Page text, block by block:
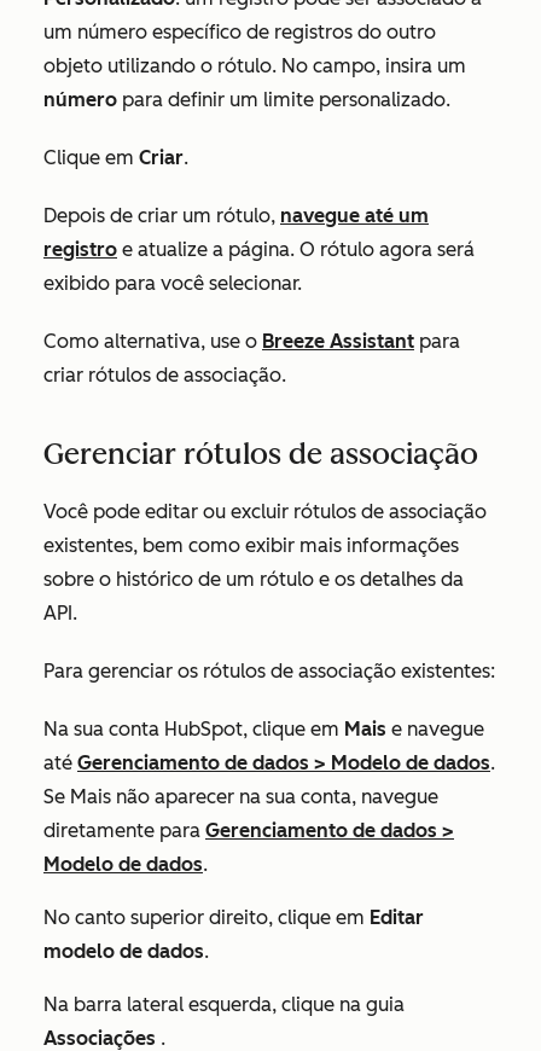
um número específico de registros do outro
objeto utilizando o rótulo. No campo, insira um
número para definir um limite personalizado.
Clique em Criar.
Depois de criar um rótulo, navegue até um
registro e atualize a página. O rótulo agora será
exibido para você selecionar.
Como alternativa, use o Breeze Assistant para
criar rótulos de associação.
Gerenciar rótulos de associação
Você pode editar ou excluir rótulos de associação
existentes, bem como exibir mais informações
sobre o histórico de um rótulo e os detalhes da
API.
Para gerenciar os rótulos de associação existentes:
Na sua conta HubSpot, clique em Mais e navegue
até Gerenciamento de dados > Modelo de dados.
Se Mais não aparecer na sua conta, navegue
diretamente para Gerenciamento de dados >
Modelo de dados.
No canto superior direito, clique em Editar
modelo de dados.
Na barra lateral esquerda, clique na guia
Associações .